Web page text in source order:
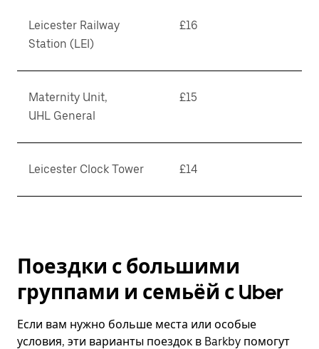
Leicester Railway
Station (LEI)
£16
Maternity Unit,
UHL General
£15
Leicester Clock Tower £14
Поездки с большими
группами и семьёй с Uber
Если вам нужно больше места или особые
условия, эти варианты поездок в Barkby помогут